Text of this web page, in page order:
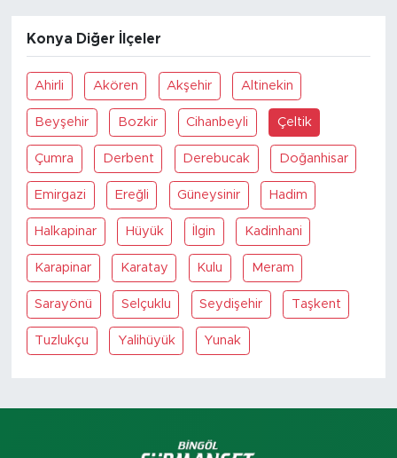
Konya Diğer İlçeler
Ahirli Akören Akşehir Altinekin
Beyşehir Bozkir Cihanbeyli Çeltik
Çumra Derbent Derebucak Doğanhisar
Emirgazi Ereğli Güneysinir Hadim
Halkapinar Hüyük İlgin Kadinhani
Karapinar Karatay Kulu Meram
Sarayönü Selçuklu Seydişehir Taşkent
Tuzlukçu Yalihüyük Yunak